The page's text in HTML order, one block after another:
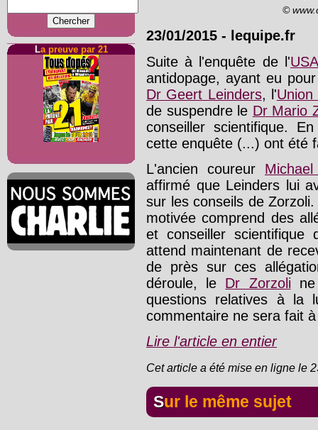
La preuve par 21
©
23/01/2015 - lequipe.fr
Suite à l'enquête de l'
antidopage, ayant eu
Dr Geert Leinders, l'Union
de suspendre le Dr Mario
conseiller scientifique.
cette enquête (...) ont été
L'ancien coureur
affirmé que Leinders lui
sur les conseils de Zorzoli.
motivée comprend des
et conseiller scientifique
attend maintenant de
de près sur ces
déroule, le Dr Zorzoli
questions relatives à la
commentaire ne sera fait
Lire l'article en entier
Cet article a été mise en ligne le
Sur le même sujet